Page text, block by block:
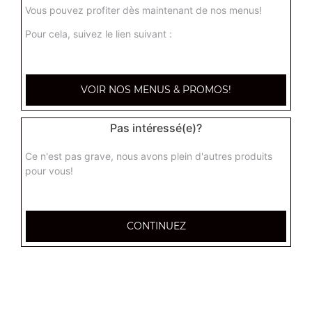
Zap' thon
Zap' poulet
Crème fraîche, poulet, oignons, mozzarella
6.50€
Crème fraîche, jambon de dinde, mozzarella
Vous pouvez profiter dès maintenant de nos menus!
Pour cela, suivez le lien suivant :
VOIR NOS MENUS & PROMOS!
Pas intéressé(e)?
Ce n'est pas grave, nous avons plein d'autres produits
pour vous!
CONTINUEZ